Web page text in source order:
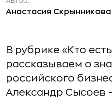
Анастасия Скрынникова
В рубрике «Кто
рассказываем о
российского
Александр Сысоев